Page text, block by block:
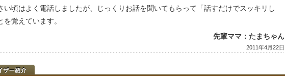
い頃はよく電話しましたが、じっくりお話を聞いてもらって「話すだけでスッキリし
を覚えています。
先輩ママ：たまちゃん
2011年4月22日